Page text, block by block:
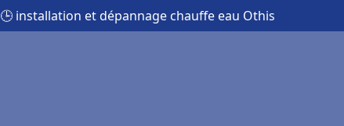
🕒 installation et dépannage chauffe eau Othis